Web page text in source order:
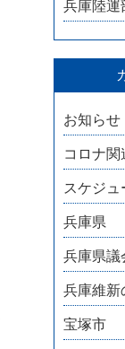
兵庫陸運
お知らせ
コロナ関
スケジュ
兵庫県
兵庫県議
兵庫維新
宝塚市